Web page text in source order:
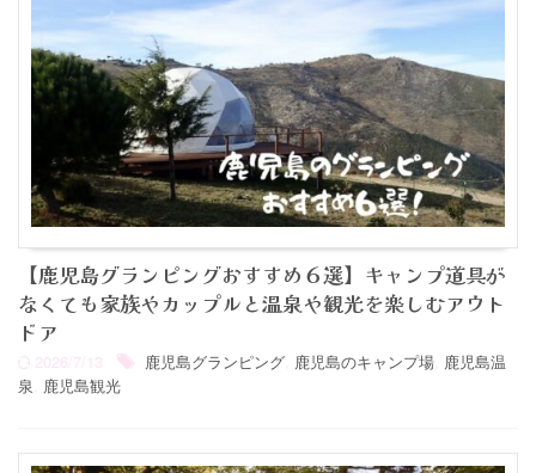
【鹿児島グランピングおすすめ６選】キャンプ道具が
なくても家族やカップルと温泉や観光を楽しむアウト
ドア
2026/7/13 鹿児島グランピング, 鹿児島のキャンプ場, 鹿児島温
泉, 鹿児島観光